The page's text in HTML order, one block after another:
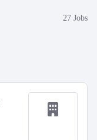
27 Jobs